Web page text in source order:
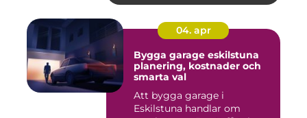
04. apr
Bygga garage eskilstuna
planering, kostnader och
smarta val
Att bygga garage i
Eskilstuna handlar om